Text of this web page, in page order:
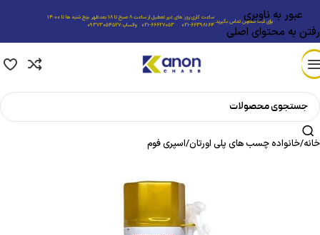
عبور به ناوبری
رفتن به محتوای اصلی
برای ثبت سفارش تماس بگیرید.ساعت کاری:روز های غیر تعطیل از ساعت 8 صبح تا 18 بعدظهر ،پنج شنبه ها تا 14:00
021-66398164
واتساپ:09373054527
خانه/خانواده چسب های پلی اورتان/اسپری فوم